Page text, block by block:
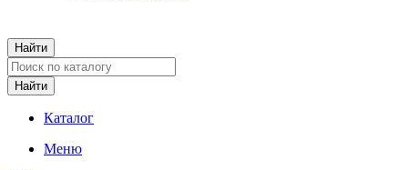
Каталог
Меню